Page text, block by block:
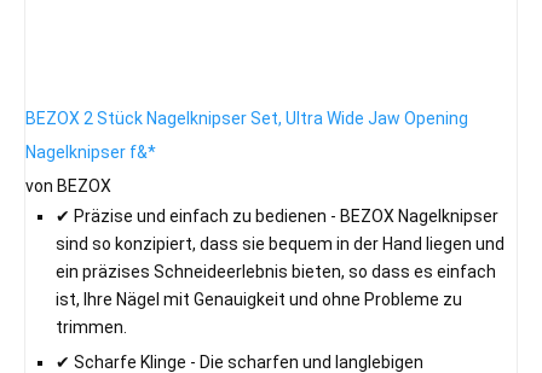
BEZOX 2 Stück Nagelknipser Set, Ultra Wide Jaw Opening
Nagelknipser f&*
von BEZOX
✔ Präzise und einfach zu bedienen - BEZOX Nagelknipser
sind so konzipiert, dass sie bequem in der Hand liegen und
ein präzises Schneideerlebnis bieten, so dass es einfach
ist, Ihre Nägel mit Genauigkeit und ohne Probleme zu
trimmen.
✔ Scharfe Klinge - Die scharfen und langlebigen